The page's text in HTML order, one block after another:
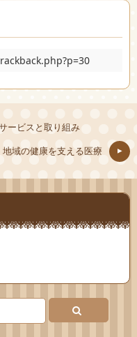
ービスと取り組み
域の健康を支える医療